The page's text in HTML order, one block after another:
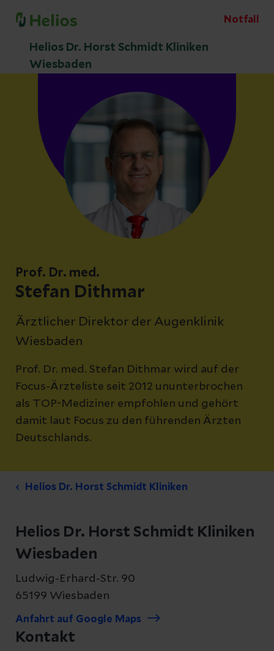
Notfall
Helios Dr. Horst Schmidt Kliniken
Wiesbaden
Prof. Dr. med.
Stefan Dithmar
Ärztlicher Direktor der Augenklinik
Wiesbaden
Prof. Dr. med. Stefan Dithmar wird auf der
Focus-Ärzteliste seit 2012 ununterbrochen
als TOP-Mediziner empfohlen und gehört
damit laut Focus zu den führenden Ärzten
Deutschlands.
Helios Dr. Horst Schmidt Kliniken
Helios Dr. Horst Schmidt Kliniken
Wiesbaden
Ludwig-Erhard-Str. 90
65199 Wiesbaden
Anfahrt auf Google Maps
Kontakt